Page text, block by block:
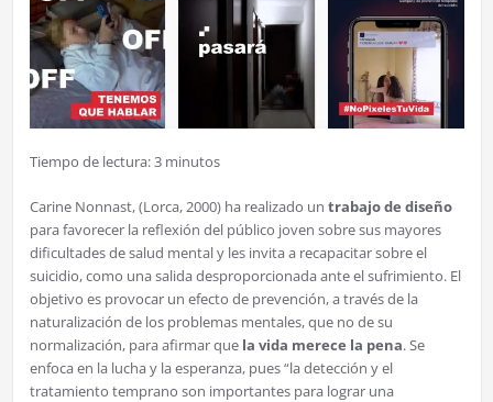
Tiempo de lectura:3 minutos
Carine Nonnast, (Lorca, 2000) ha realizado un trabajo de diseño
para favorecer la reflexión del público joven sobre sus mayores
dificultades de salud mental y les invita a recapacitar sobre el
suicidio, como una salida desproporcionada ante el sufrimiento. El
objetivo es provocar un efecto de prevención, a través de la
naturalización de los problemas mentales, que no de su
normalización, para afirmar que la vida merece la pena. Se
enfoca en la lucha y la esperanza, pues “la detección y el
tratamiento temprano son importantes para lograr una